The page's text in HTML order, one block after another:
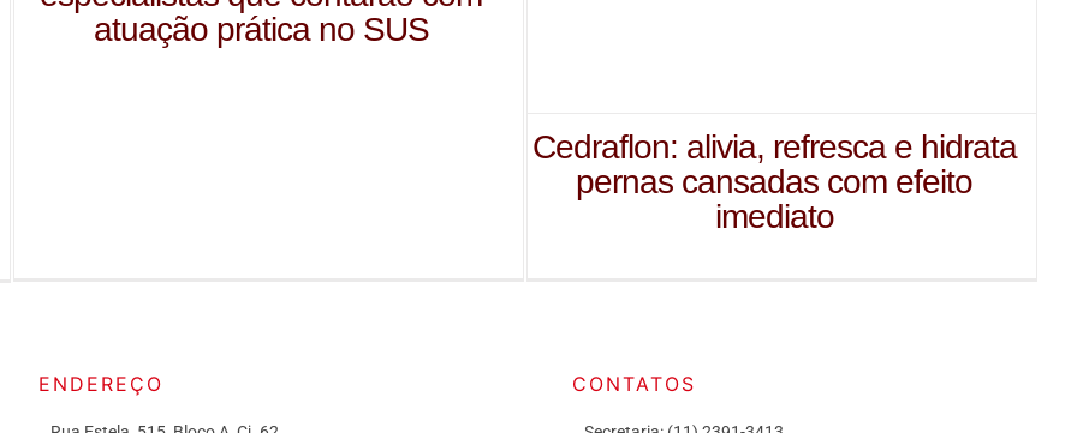
atuação prática no SUS
Cedraflon: alivia, refresca e hidrata
pernas cansadas com efeito
imediato
ENDEREÇO CONTATOS